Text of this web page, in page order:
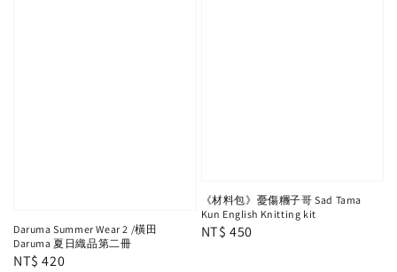
Daruma Summer Wear 2 /橫田
Daruma 夏日織品第二冊
Regular
NT$ 420
《材料包》憂傷糰子哥 Sad Tama
Kun English Knitting kit
Regular
NT$ 450